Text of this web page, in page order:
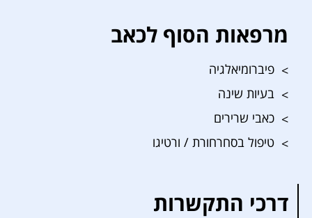
מרפאות הסוף לכאב
פיברומיאלגיה
בעיות שינה
כאבי שרירים
טיפול בסחרחורת / ורטיגו
דרכי התקשרות